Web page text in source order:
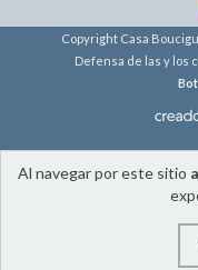
Al navegar por este sitio
Copyright Casa
Defensa de las y los